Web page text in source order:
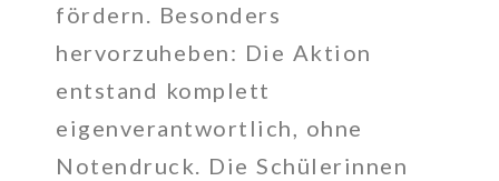
fördern. Besonders
hervorzuheben: Die Aktion
entstand komplett
eigenverantwortlich, ohne
Notendruck. Die Schülerinnen